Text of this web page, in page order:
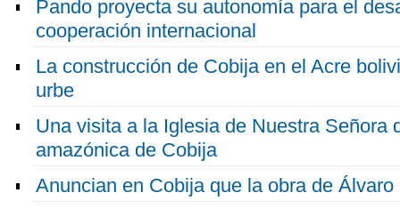
Pando proyecta su autonomía para el
cooperación internacional
La construcción de Cobija en el Acre
urbe
Una visita a la Iglesia de Nuestra Señora
amazónica de Cobija
Anuncian en Cobija que la obra de